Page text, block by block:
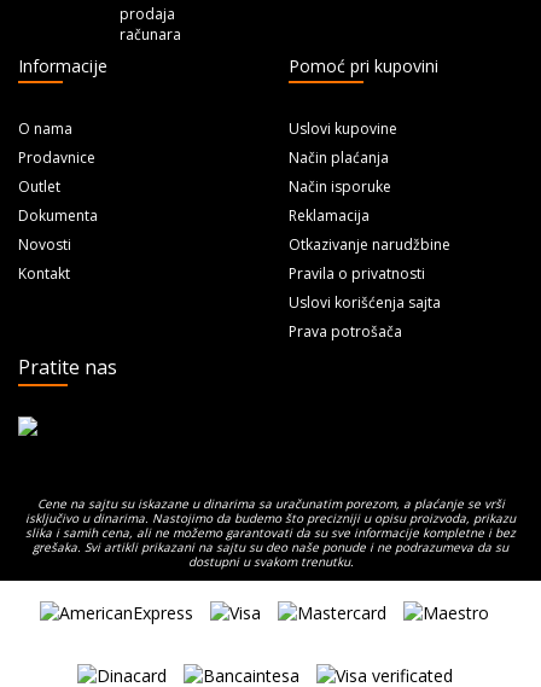
Informacije
O nama
Prodavnice
Outlet
Dokumenta
Novosti
Kontakt
Pomoć pri kupovini
Uslovi kupovine
Način plaćanja
Način isporuke
Reklamacija
Otkazivanje narudžbine
Pravila o privatnosti
Uslovi korišćenja sajta
Prava potrošača
Pratite nas
Cene na sajtu su iskazane u dinarima sa uračunatim porezom, a plaćanje se vrši
isključivo u dinarima. Nastojimo da budemo što precizniji u opisu proizvoda, prikazu
slika i samih cena, ali ne možemo garantovati da su sve informacije kompletne i bez
grešaka. Svi artikli prikazani na sajtu su deo naše ponude i ne podrazumeva da su
dostupni u svakom trenutku.